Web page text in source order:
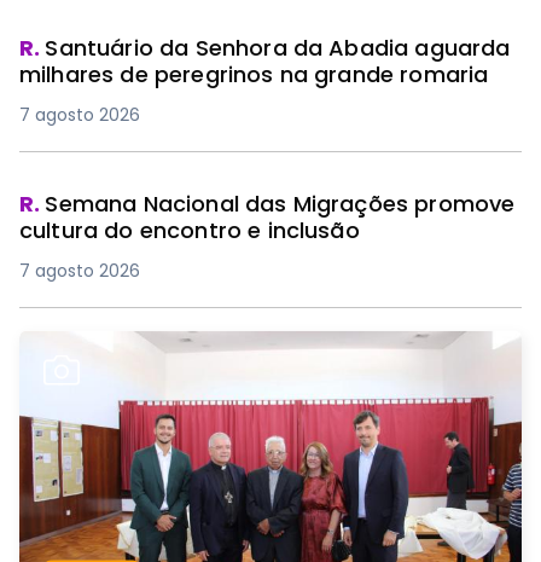
R. Santuário da Senhora da Abadia aguarda
milhares de peregrinos na grande romaria
7 agosto 2026
R. Semana Nacional das Migrações promove
cultura do encontro e inclusão
7 agosto 2026